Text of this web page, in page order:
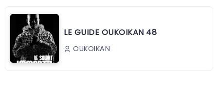
LE GUIDE OUKOIKAN 48
OUKOIKAN